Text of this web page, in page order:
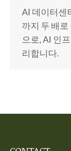
AI 데이터센
까지 두 배
으로, AI 인
리합니다.